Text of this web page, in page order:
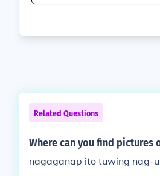
Related Questions
Where can you find pictures
nagaganap ito tuwing nag-